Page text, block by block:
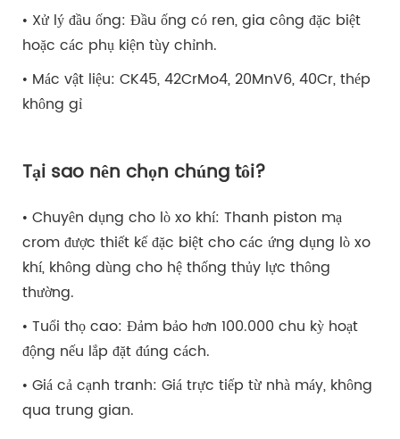
• Xử lý đầu ống: Đầu ống có ren, gia công đặc biệt
hoặc các phụ kiện tùy chỉnh.
• Mác vật liệu: CK45, 42CrMo4, 20MnV6, 40Cr, thép
không gỉ
Tại sao nên chọn chúng tôi?
• Chuyên dụng cho lò xo khí: Thanh piston mạ
crom được thiết kế đặc biệt cho các ứng dụng lò xo
khí, không dùng cho hệ thống thủy lực thông
thường.
• Tuổi thọ cao: Đảm bảo hơn 100.000 chu kỳ hoạt
động nếu lắp đặt đúng cách.
• Giá cả cạnh tranh: Giá trực tiếp từ nhà máy, không
qua trung gian.